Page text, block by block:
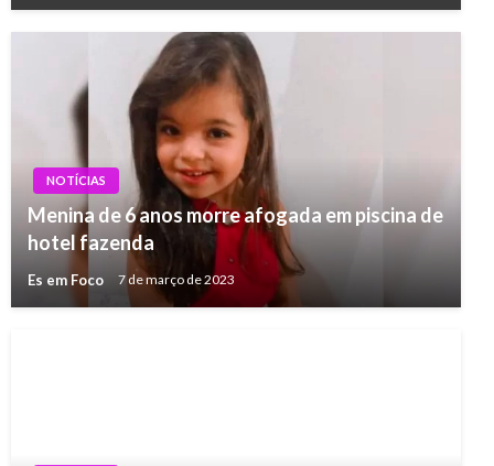
NOTÍCIAS
Menina de 6 anos morre afogada em piscina de
hotel fazenda
Es em Foco 7 de março de 2023